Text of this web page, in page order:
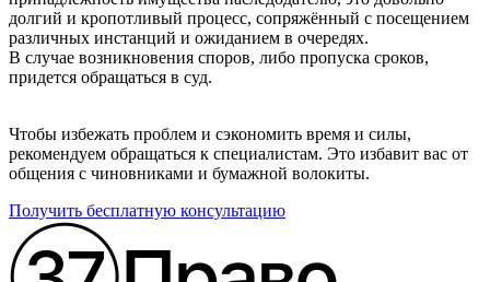
долгий и кропотливый процесс, сопряжённый с посещением
различных инстанций и ожиданием в очередях.
В случае возникновения споров, либо пропуска сроков,
придется обращаться в суд.
Чтобы избежать проблем и сэкономить время и силы,
рекомендуем обращаться к специалистам. Это избавит вас от
общения с чиновниками и бумажной волокиты.
Получить бесплатную консультацию